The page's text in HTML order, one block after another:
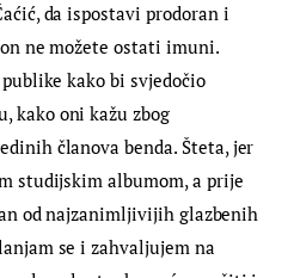
da ispostavi prodoran i
ne možete ostati imuni.
kako bi svjedočio
kako oni kažu zbog
članova benda. Šteta, jer
studijskim albumom, a prije
od najzanimljivijih glazbenih
se i zahvaljujem na